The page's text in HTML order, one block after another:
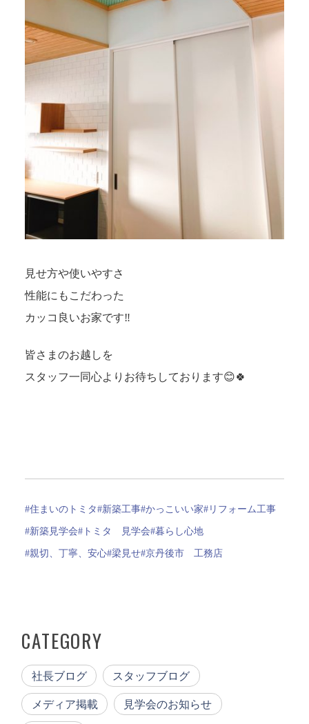
見せ方や使いやすさ
性能にもこだわった
カッコ良いお家です‼
皆さまのお越しを
スタッフ一同心よりお待ちしております😊🍀
#住まいのトミタ#新築工事#かっこいい家#リフォーム工事
#新築見学会#トミタ 見学会#暮らし心地
#親切、丁寧、安心#梁見せ#京丹後市 工務店
CATEGORY
社長ブログ スタッフブログ
メディア掲載 見学会のお知らせ